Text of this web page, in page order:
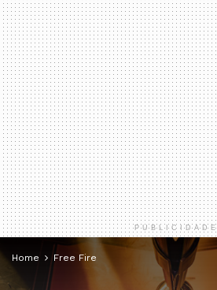
PUBLICIDADE
Home Free Fire